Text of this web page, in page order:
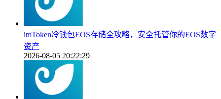
imToken冷钱包EOS存储全攻略，安全托管你的EOS数字
资产
2026-08-05 20:22:29